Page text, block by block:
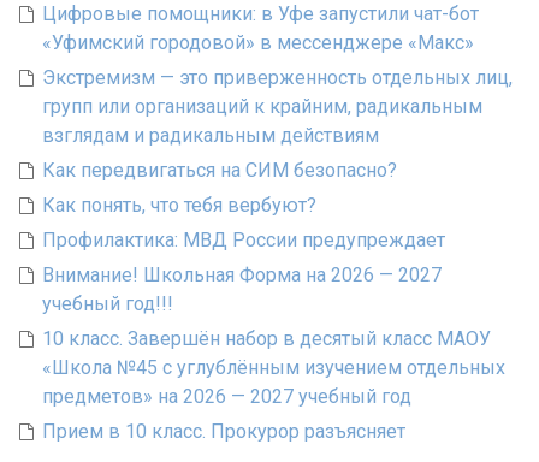
Цифровые помощники: в Уфе запустили чат-бот
«Уфимский городовой» в мессенджере «Макс»
Экстремизм — это приверженность отдельных лиц,
групп или организаций к крайним, радикальным
взглядам и радикальным действиям
Как передвигаться на СИМ безопасно?
Как понять, что тебя вербуют?
Профилактика: МВД России предупреждает
Внимание! Школьная Форма на 2026 — 2027
учебный год!!!
10 класс. Завершён набор в десятый класс МАОУ
«Школа №45 с углублённым изучением отдельных
предметов» на 2026 — 2027 учебный год
Прием в 10 класс. Прокурор разъясняет